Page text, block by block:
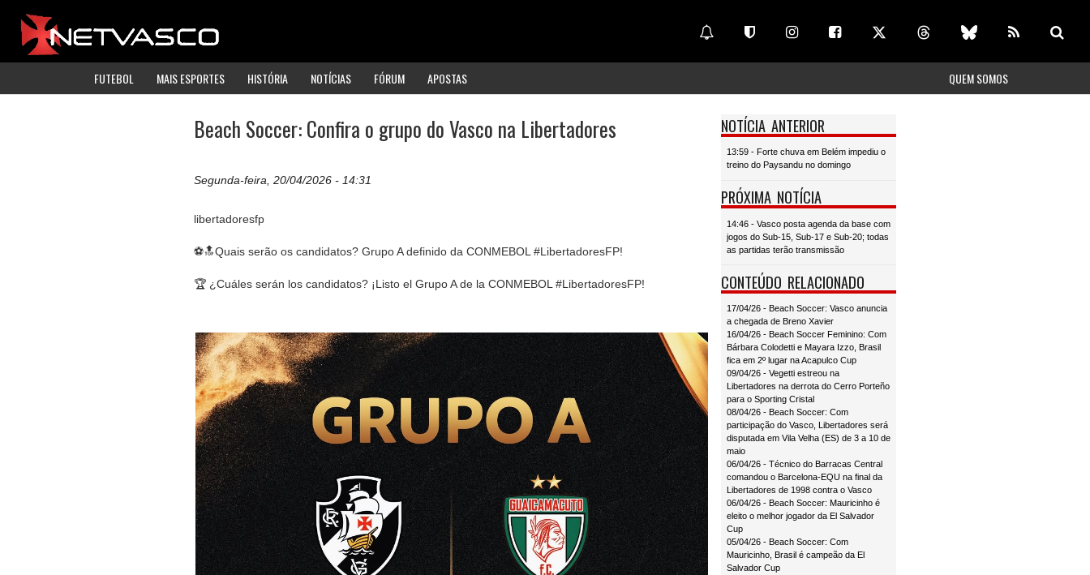
FUTEBOL MAIS ESPORTES HISTÓRIA NOTÍCIAS FÓRUM APOSTAS QUEM SOMOS
Beach Soccer: Confira o grupo do Vasco na Libertadores
Segunda-feira, 20/04/2026 - 14:31
libertadoresfp
⚽🔝Quais serão os candidatos? Grupo A definido da CONMEBOL #LibertadoresFP!
🏆 ¿Cuáles serán los candidatos? ¡Listo el Grupo A de la CONMEBOL #LibertadoresFP!
NOTÍCIA ANTERIOR
13:59 - Forte chuva em Belém impediu o
treino do Paysandu no domingo
PRÓXIMA NOTÍCIA
14:46 - Vasco posta agenda da base com
jogos do Sub-15, Sub-17 e Sub-20; todas
as partidas terão transmissão
CONTEÚDO RELACIONADO
17/04/26 - Beach Soccer: Vasco anuncia
a chegada de Breno Xavier
16/04/26 - Beach Soccer Feminino: Com
Bárbara Colodetti e Mayara Izzo, Brasil
fica em 2º lugar na Acapulco Cup
09/04/26 - Vegetti estreou na
Libertadores na derrota do Cerro Porteño
para o Sporting Cristal
08/04/26 - Beach Soccer: Com
participação do Vasco, Libertadores será
disputada em Vila Velha (ES) de 3 a 10 de
maio
06/04/26 - Técnico do Barracas Central
comandou o Barcelona-EQU na final da
Libertadores de 1998 contra o Vasco
06/04/26 - Beach Soccer: Mauricinho é
eleito o melhor jogador da El Salvador
Cup
05/04/26 - Beach Soccer: Com
Mauricinho, Brasil é campeão da El
Salvador Cup